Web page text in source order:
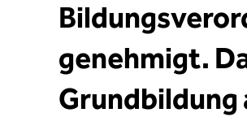
genehmigt.
Grundbildung